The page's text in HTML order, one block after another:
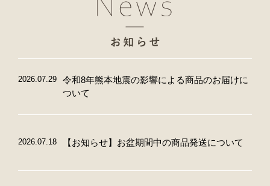
2026.07.29
令和8年熊本地震の影響による商品のお届けに
ついて
2026.07.18 【お知らせ】お盆期間中の商品発送について